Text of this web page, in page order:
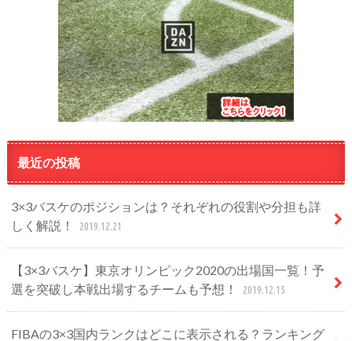
最近の投稿
3×3バスケのポジションは？それぞれの役割や分担も詳
しく解説！
2019.12.21
【3×3バスケ】東京オリンピック2020の出場国一覧！予
選を突破し本戦出場するチームも予想！
2019.12.15
FIBAの3×3国内ランクはどこに表示される？ランキング